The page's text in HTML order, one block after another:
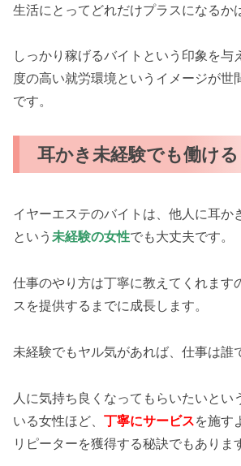
生活にとってどれだけプラスになるか
しっかり稼げるバイトという印象を与
度の高い就労環境というイメージが世
です。
耳かき未経験でも働ける
イヤーエステのバイトは、他人に耳か
という 未経験の女性でも大丈夫です。
仕事のやり方は丁寧に教えてくれます
スを提供するまでに成長します。
未経験でもヤル気があれば、仕事は誰
人に気持ち良くなってもらいたいとい
いる女性ほど、 丁寧にサービスを施す
リピーターを獲得する秘訣でもありま